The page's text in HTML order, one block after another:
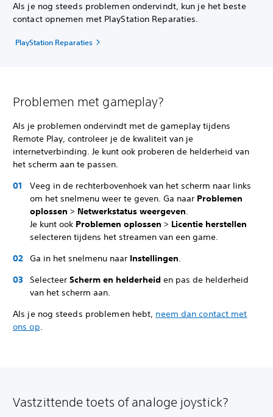
Als je nog steeds problemen ondervindt, kun je het beste
contact opnemen met PlayStation Reparaties.
PlayStation Reparaties
Problemen met gameplay?
Als je problemen ondervindt met de gameplay tijdens
Remote Play, controleer je de kwaliteit van je
internetverbinding. Je kunt ook proberen de helderheid van
het scherm aan te passen.
Veeg in de rechterbovenhoek van het scherm naar links
om het snelmenu weer te geven. Ga naar Problemen
oplossen > Netwerkstatus weergeven.
Je kunt ook Problemen oplossen > Licentie herstellen
selecteren tijdens het streamen van een game.
Ga in het snelmenu naar Instellingen.
Selecteer Scherm en helderheid en pas de helderheid
van het scherm aan.
Als je nog steeds problemen hebt, neem dan contact met
ons op.
Vastzittende toets of analoge joystick?